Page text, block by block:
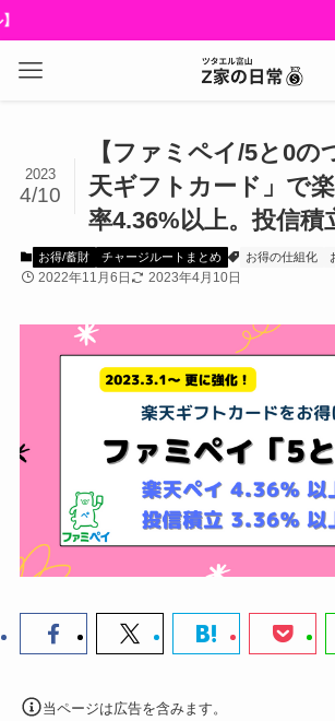
【ファミペイ/5と0の
天ギフトカード」で
率4.36%以上。投信積
2023
4/10
お得/蓄財 チャージルートまとめ お得の仕組化
2022年11月6日 2023年4月10日
当ページは広告を含みます。